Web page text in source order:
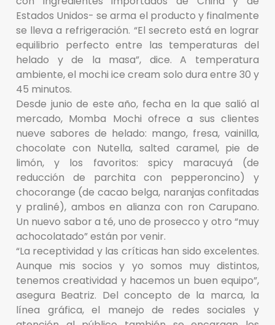
Estados Unidos- se arma el producto y finalmente
se lleva a refrigeración. “El secreto está en lograr
equilibrio perfecto entre las temperaturas del
helado y de la masa”, dice. A temperatura
ambiente, el mochi ice cream solo dura entre 30 y
45 minutos.
Desde junio de este año, fecha en la que salió al
mercado, Momba Mochi ofrece a sus clientes
nueve sabores de helado: mango, fresa, vainilla,
chocolate con Nutella, salted caramel, pie de
limón, y los favoritos: spicy maracuyá (de
reducción de parchita con pepperoncino) y
chocorange (de cacao belga, naranjas confitadas
y praliné), ambos en alianza con ron Carupano.
Un nuevo sabor a té, uno de prosecco y otro “muy
achocolatado” están por venir.
“La receptividad y las críticas han sido excelentes.
Aunque mis socios y yo somos muy distintos,
tenemos creatividad y hacemos un buen equipo”,
asegura Beatriz. Del concepto de la marca, la
línea gráfica, el manejo de redes sociales y